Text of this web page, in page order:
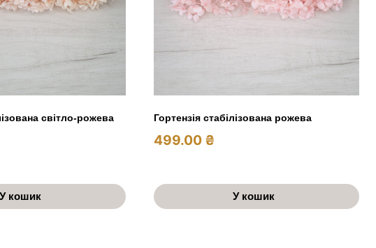
світло-рожева
У кошик
Гортензія стабілізована рожева
499.00 ₴
У кошик